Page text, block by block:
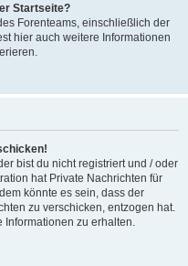
Startseite?
Forenteams, einschließlich der
hier auch weitere Informationen
bist du nicht registriert und / oder
hat Private Nachrichten für
könnte es sein, dass der
zu verschicken, entzogen hat.
Informationen zu erhalten.